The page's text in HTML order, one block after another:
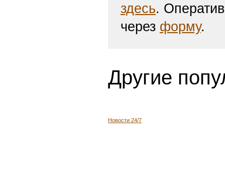
здесь.
через форму.
Другие
Новости 24/7